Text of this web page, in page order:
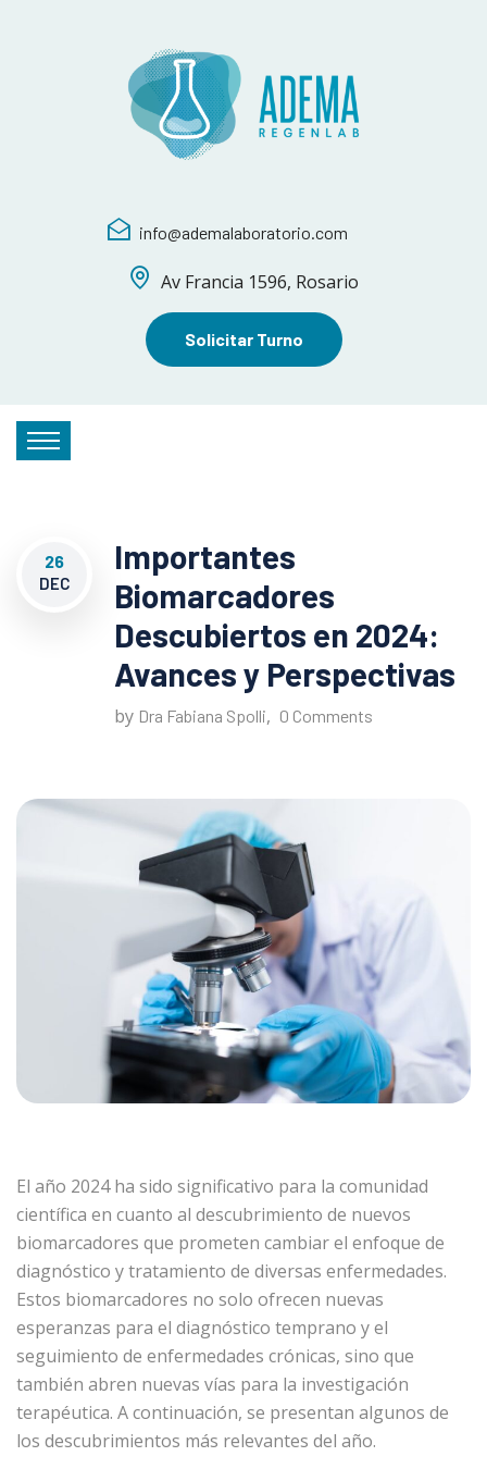
info@ademalaboratorio.com
Av Francia 1596, Rosario
Solicitar Turno
26
DEC
Importantes
Biomarcadores
Descubiertos en 2024:
Avances y Perspectivas
by Dra Fabiana Spolli, 0 Comments
El año 2024 ha sido significativo para la comunidad
científica en cuanto al descubrimiento de nuevos
biomarcadores que prometen cambiar el enfoque de
diagnóstico y tratamiento de diversas enfermedades.
Estos biomarcadores no solo ofrecen nuevas
esperanzas para el diagnóstico temprano y el
seguimiento de enfermedades crónicas, sino que
también abren nuevas vías para la investigación
terapéutica. A continuación, se presentan algunos de
los descubrimientos más relevantes del año.